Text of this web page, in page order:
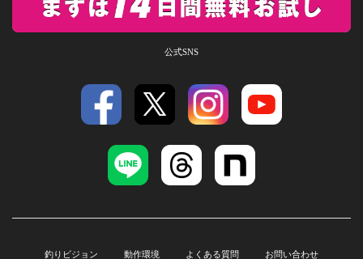
公式SNS
釣りビジョン 動作環境 よくある質問 お問い合わせ